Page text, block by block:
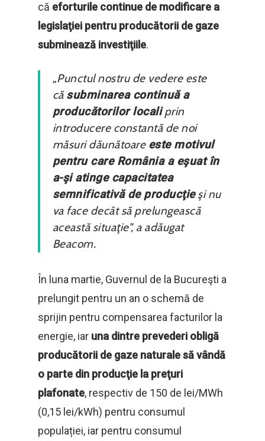
că eforturile continue de modificare a
legislaţiei pentru producătorii de gaze
subminează investiţiile.
„Punctul nostru de vedere este
căsubminarea continuă a
producătorilor localiprin
introducere constantă de noi
măsuri dăunătoare este motivul
pentru care România a eşuat în
a-şi atinge capacitatea
semnificativă de producţieşi nu
va face decât să prelungească
această situaţie”, a adăugat
Beacom.
În luna martie, Guvernul de la Bucureşti a
prelungit pentru un an o schemă de
sprijin pentru compensarea facturilor la
energie, iar una dintre prevederi obligă
producătorii de gaze naturale să vândă
o parte din producţie la preţuri
plafonate, respectiv de 150 de lei/MWh
(0,15 lei/kWh) pentru consumul
populației, iar pentru consumul